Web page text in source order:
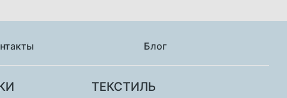
Блог
ТЕКСТИЛЬ